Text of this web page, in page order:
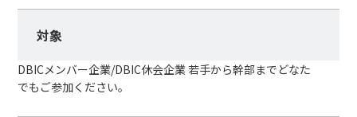
対象
DBICメンバー企業/DBIC休会企業 若手から幹部までどなた
でもご参加ください。